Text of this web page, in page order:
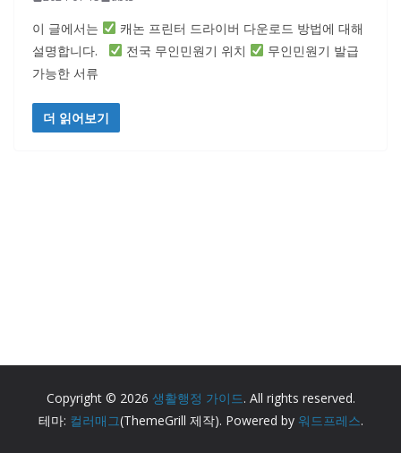
이 글에서는
캐논 프린터 드라이버 다운로드 방법에 대해
설명합니다.
전국 무인민원기 위치
무인민원기 발급
가능한 서류
더 읽어보기
Copyright © 2026 생활행정 가이드. All rights reserved.
테마: 컬러매그(ThemeGrill 제작). Powered by 워드프레스.